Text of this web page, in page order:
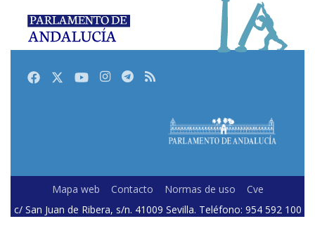
FacebookTwitterYoutubeInstagram
Telegram
RSS
Mapa web Contacto Normas de uso
Cve
c/ San Juan de Ribera, s/n. 41009 Sevilla. Teléfono: 954 592 100